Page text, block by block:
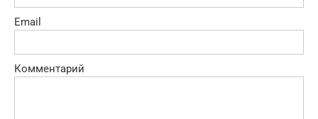
Email
Комментарий